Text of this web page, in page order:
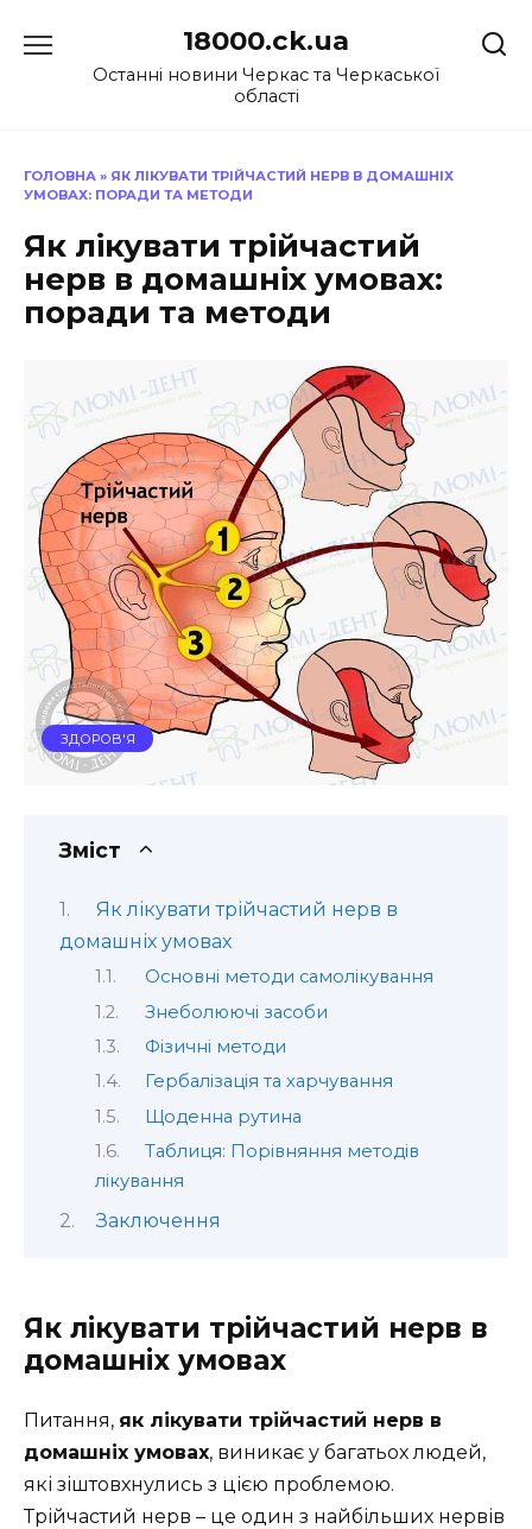
до
18000.ck.ua
Останні новини Черкас та Черкаської
області
ГОЛОВНА » ЯК ЛІКУВАТИ ТРІЙЧАСТИЙ НЕРВ В ДОМАШНІХ
УМОВАХ: ПОРАДИ ТА МЕТОДИ
Як лікувати трійчастий
нерв в домашніх умовах:
поради та методи
ЗДОРОВ'Я
Зміст
Як лікувати трійчастий нерв в
домашніх умовах
Основні методи самолікування
Знеболюючі засоби
Фізичні методи
Гербалізація та харчування
Щоденна рутина
Таблиця: Порівняння методів
лікування
Заключення
Як лікувати трійчастий нерв в
домашніх умовах
Питання, як лікувати трійчастий нерв в
домашніх умовах, виникає у багатьох людей,
які зіштовхнулись з цією проблемою.
Трійчастий нерв – це один з найбільших нервів